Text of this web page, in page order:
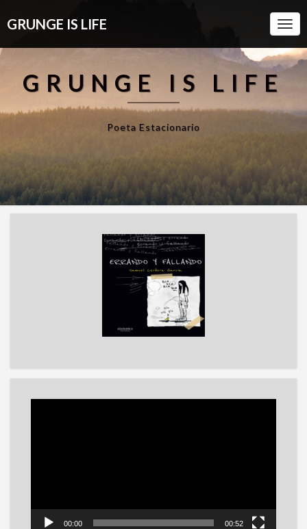
GRUNGE IS LIFE
GRUNGE IS LIFE
Poeta Estacionario
00:00 00:52